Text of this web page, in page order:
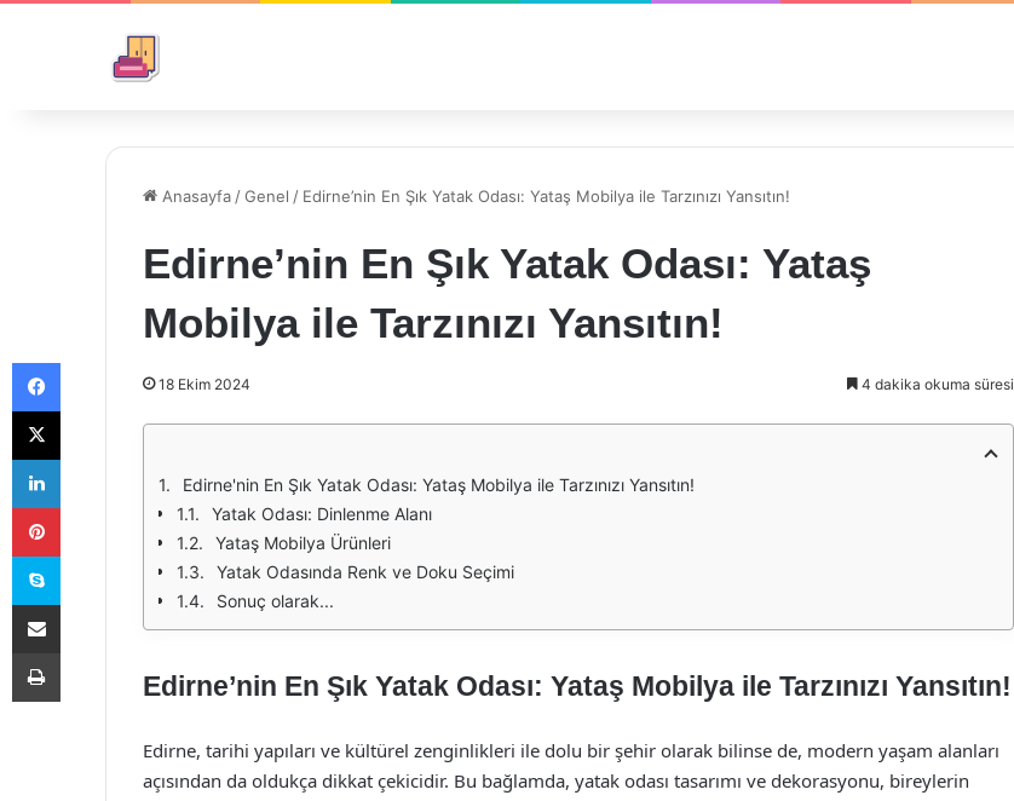
Anasayfa /Genel / Edirne’nin En Şık Yatak Odası: Yataş Mobilya ile Tarzınızı Yansıtın!
Edirne’nin En Şık Yatak Odası: Yataş
Mobilya ile Tarzınızı Yansıtın!
18 Ekim 2024 4 dakika okuma süresi
Edirne'nin En Şık Yatak Odası: Yataş Mobilya ile Tarzınızı Yansıtın!
Yatak Odası: Dinlenme Alanı
Yataş Mobilya Ürünleri
Yatak Odasında Renk ve Doku Seçimi
Sonuç olarak...
Edirne’nin En Şık Yatak Odası: Yataş Mobilya ile Tarzınızı Yansıtın!
Edirne, tarihi yapıları ve kültürel zenginlikleri ile dolu bir şehir olarak bilinse de, modern yaşam alanları
açısından da oldukça dikkat çekicidir. Bu bağlamda, yatak odası tasarımı ve dekorasyonu, bireylerin
Facebook
X
LinkedIn
Pinterest
Skype
E-Posta ile paylaş